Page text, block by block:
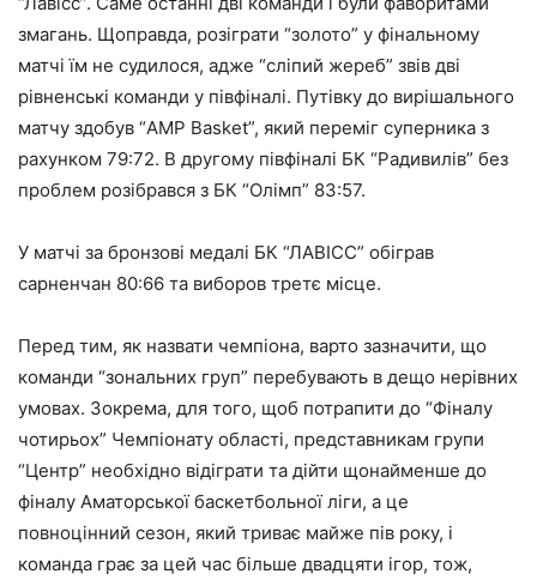
змагань. Щоправда, розіграти “золото” у фінальному
матчі їм не судилося, адже “сліпий жереб” звів дві
рівненські команди у півфіналі. Путівку до вирішального
матчу здобув “AMP Basket”, який переміг суперника з
рахунком 79:72. В другому півфіналі БК “Радивилів” без
проблем розібрався з БК “Олімп” 83:57.
У матчі за бронзові медалі БК “ЛАВІСС” обіграв
сарненчан 80:66 та виборов третє місце.
Перед тим, як назвати чемпіона, варто зазначити, що
команди “зональних груп” перебувають в дещо нерівних
умовах. Зокрема, для того, щоб потрапити до “Фіналу
чотирьох” Чемпіонату області, представникам групи
“Центр” необхідно відіграти та дійти щонайменше до
фіналу Аматорської баскетбольної ліги, а це
повноцінний сезон, який триває майже пів року, і
команда грає за цей час більше двадцяти ігор, тож,